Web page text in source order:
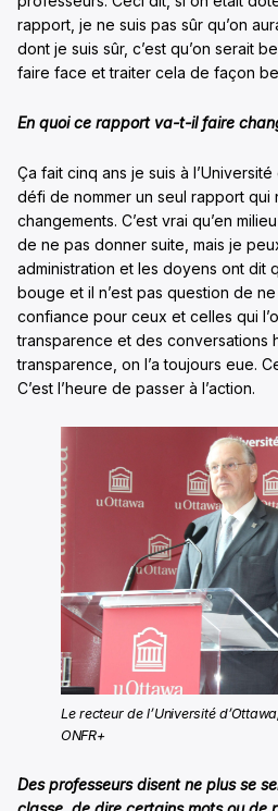
rapport, je ne suis pas sûr qu’on
dont je suis sûr, c’est qu’on serait
faire face et traiter cela de façon
En quoi ce rapport va-t-il faire
Ça fait cinq ans je suis à
défi de nommer un seul rapport qui
changements. C’est vrai qu’en
de ne pas donner suite, mais je
administration et les doyens ont dit
bouge et il n’est pas question de
confiance pour ceux et celles qui
transparence et des conversations
transparence, on l’a toujours eue.
C’est l’heure de passer à l’action.
Le recteur de l’Université
ONFR+
Des professeurs disent ne plus se